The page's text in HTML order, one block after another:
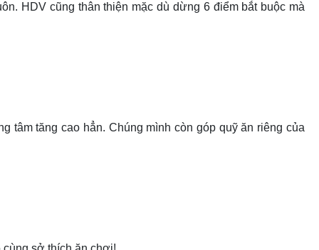
HDV cũng thân thiện mặc dù dừng 6 điểm bắt buộc mà
tâm tăng cao hẳn. Chúng mình còn góp quỹ ăn riêng của